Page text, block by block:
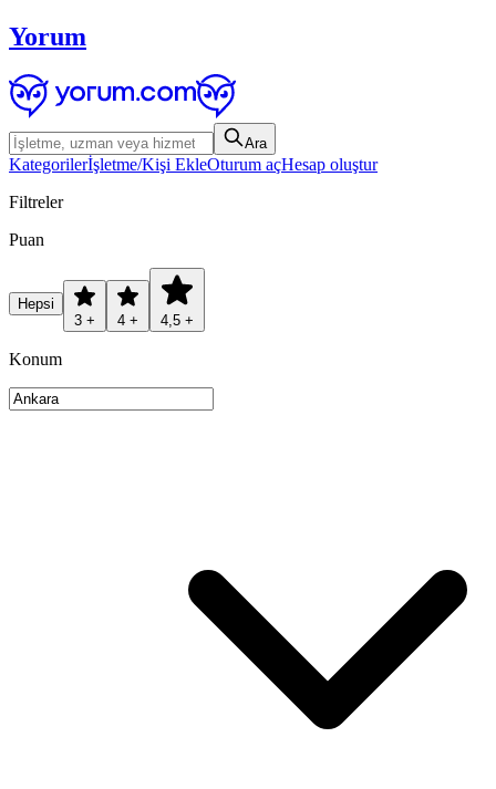
Yorum
Ara
Kategorilerİşletme/Kişi EkleOturum açHesap oluştur
Filtreler
Puan
Hepsi
3 +
4 + 4,5 +
Konum